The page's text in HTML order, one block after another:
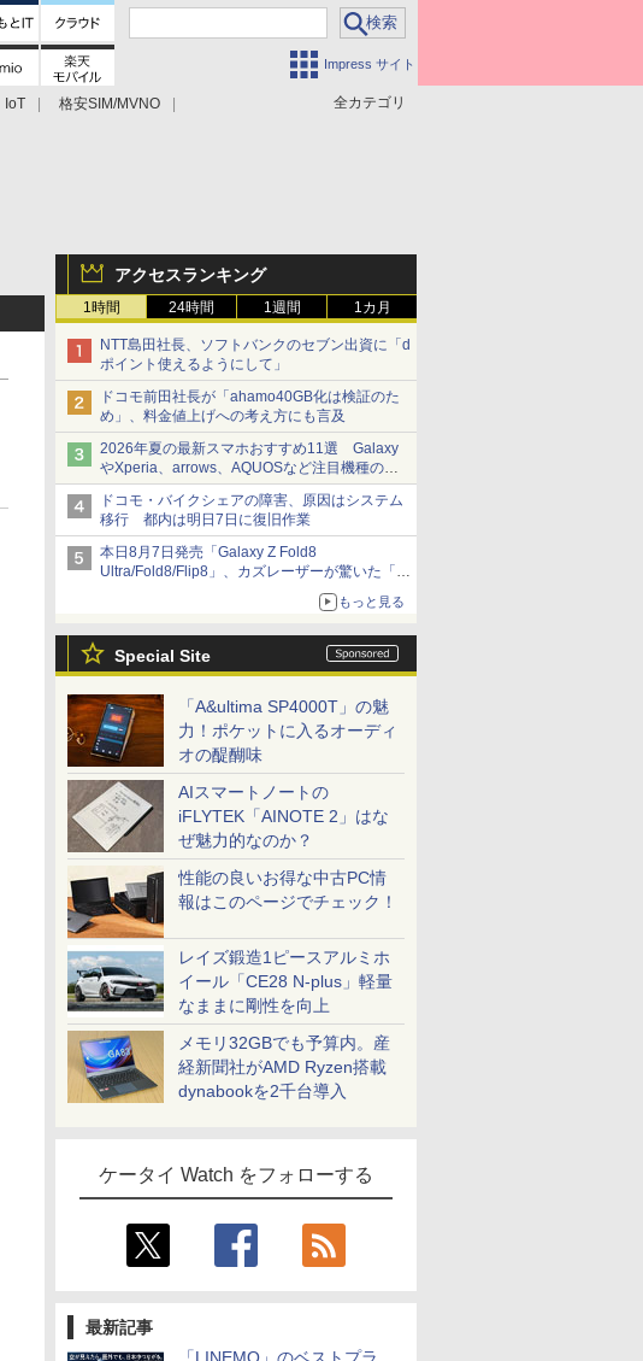
Impress サイト
全カテゴリ
IoT
格安SIM/MVNO
アクセスランキング
1時間 24時間 1週間 1カ月
NTT島田社長、ソフトバンクのセブン出資に「d
ポイント使えるようにして」
ドコモ前田社長が「ahamo40GB化は検証のた
め」、料金値上げへの考え方にも言及
2026年夏の最新スマホおすすめ11選 Galaxy
やXperia、arrows、AQUOSなど注目機種の特
徴は
ドコモ・バイクシェアの障害、原因はシステム
移行 都内は明日7日に復旧作業
本日8月7日発売「Galaxy Z Fold8
Ultra/Fold8/Flip8」、カズレーザーが驚いた「そ
もっと見る
Special Site
「A&ultima SP4000T」の魅
力！ポケットに入るオーディ
オの醍醐味
AIスマートノートの
iFLYTEK「AINOTE 2」はな
ぜ魅力的なのか？
性能の良いお得な中古PC情
報はこのページでチェック！
レイズ鍛造1ピースアルミホ
イール「CE28 N-plus」軽量
なままに剛性を向上
メモリ32GBでも予算内。産
経新聞社がAMD Ryzen搭載
dynabookを2千台導入
ケータイ Watch をフォローする
最新記事